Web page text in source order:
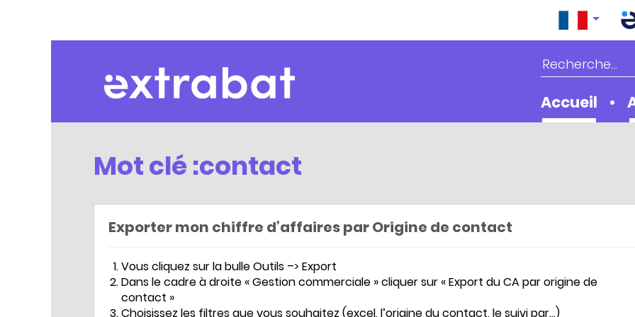
Extrabat – Le Blog
Accueil
Mot clé :contact
Exporter mon chiffre d’affaires par Origine de contact
Vous cliquez sur la bulle Outils –> Export
Dans le cadre à droite « Gestion commerciale » cliquer sur « Export du CA par origine de
contact »
Choisissez les filtres que vous souhaitez (excel, l’origine du contact, le suivi par…)